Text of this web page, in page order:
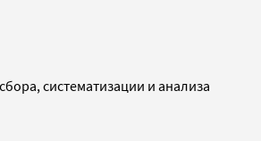
систематизации и анализа